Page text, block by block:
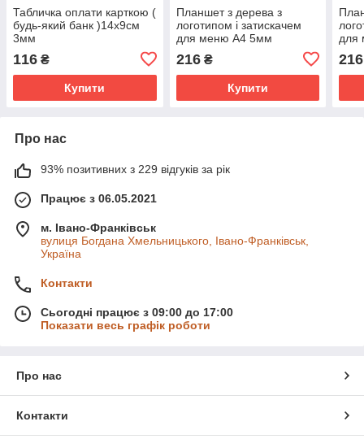
Табличка оплати карткою (
будь-який банк )14х9см
3мм
116 ₴
Купити
Планшет з дерева з
логотипом і затискачем
для меню А4 5мм
216₴
Купити
для
216
Про нас
93% позитивних з 229 відгуків за рік
Працює з 06.05.2021
м. Івано-Франківськ
вулиця Богдана Хмельницького, Івано-Франківськ,
Україна
Контакти
Сьогодні працює з 09:00 до 17:00
Показати весь графік роботи
Про нас
Контакти